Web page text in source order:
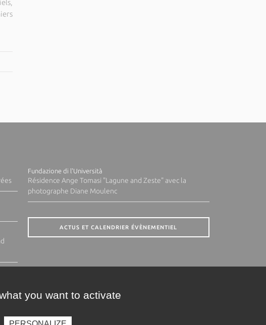
Fundazione di l'Università
Résidence Ange Tomasi "Lagune and Zeste" avec la
photographe Diane Moulenc
ACTUS ET CALENDRIER ÉVÈNEMENTIEL
you want to activate